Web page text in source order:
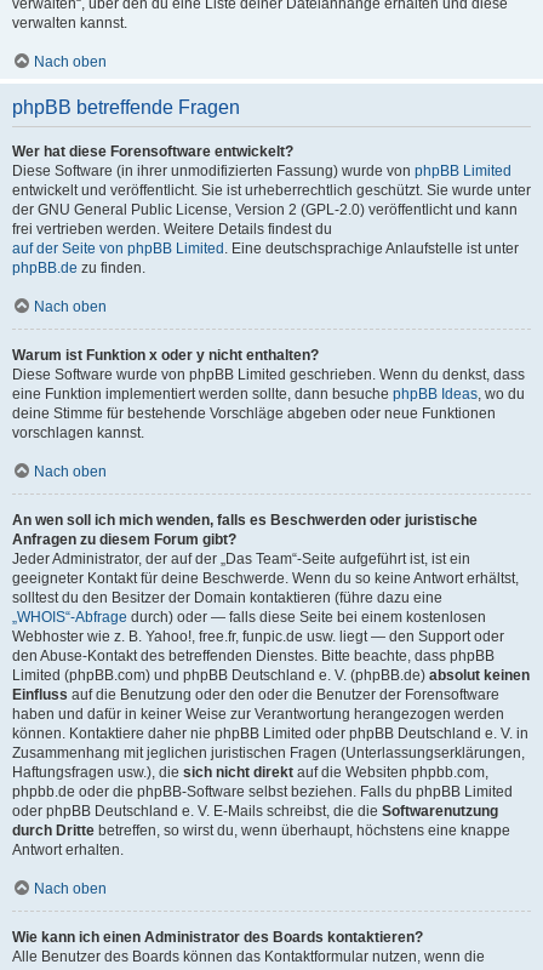
verwalten“, über den du eine Liste deiner Dateianhänge erhalten und diese
verwalten kannst.
Nach oben
phpBB betreffende Fragen
Wer hat diese Forensoftware entwickelt?
Diese Software (in ihrer unmodifizierten Fassung) wurde von phpBB Limited
entwickelt und veröffentlicht. Sie ist urheberrechtlich geschützt. Sie wurde unter
der GNU General Public License, Version 2 (GPL-2.0) veröffentlicht und kann
frei vertrieben werden. Weitere Details findest du
auf der Seite von phpBB Limited . Eine deutschsprachige Anlaufstelle ist unter
phpBB.de zu finden.
Nach oben
Warum ist Funktion x oder y nicht enthalten?
Diese Software wurde von phpBB Limited geschrieben. Wenn du denkst, dass
eine Funktion implementiert werden sollte, dann besuche phpBB Ideas, wo du
deine Stimme für bestehende Vorschläge abgeben oder neue Funktionen
vorschlagen kannst.
Nach oben
An wen soll ich mich wenden, falls es Beschwerden oder juristische
Anfragen zu diesem Forum gibt?
Jeder Administrator, der auf der „Das Team“-Seite aufgeführt ist, ist ein
geeigneter Kontakt für deine Beschwerde. Wenn du so keine Antwort erhältst,
solltest du den Besitzer der Domain kontaktieren (führe dazu eine
„WHOIS“-Abfrage durch) oder — falls diese Seite bei einem kostenlosen
Webhoster wie z. B. Yahoo!, free.fr, funpic.de usw. liegt — den Support oder
den Abuse-Kontakt des betreffenden Dienstes. Bitte beachte, dass phpBB
Limited (phpBB.com) und phpBB Deutschland e. V. (phpBB.de) absolut keinen
Einfluss auf die Benutzung oder den oder die Benutzer der Forensoftware
haben und dafür in keiner Weise zur Verantwortung herangezogen werden
können. Kontaktiere daher nie phpBB Limited oder phpBB Deutschland e. V. in
Zusammenhang mit jeglichen juristischen Fragen (Unterlassungserklärungen,
Haftungsfragen usw.), die sich nicht direkt auf die Websiten phpbb.com,
phpbb.de oder die phpBB-Software selbst beziehen. Falls du phpBB Limited
oder phpBB Deutschland e. V. E-Mails schreibst, die die Softwarenutzung
durch Dritte betreffen, so wirst du, wenn überhaupt, höchstens eine knappe
Antwort erhalten.
Nach oben
Wie kann ich einen Administrator des Boards kontaktieren?
Alle Benutzer des Boards können das Kontaktformular nutzen, wenn die